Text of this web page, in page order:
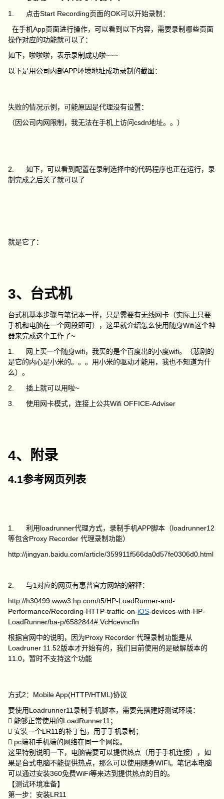
1. 点击Start Recording页面的OK可以开始录制：
在手机App页面进行操作，可以看到以下内容，需要录制哪些页面
操作对应的功能就可以了：
如下，啦啦啦，表示录制成功啦~~~
以下是用公司内部APP环境地址成功录制的截图：
失败的情况示例，可能原因是代理没有设置：
（因公司内网限制，我无法在手机上访问csdn地址。。）
2. 如下，可以看到配置在录制选择中的代码程序也正在运行，录
制完成之后关了就可以了
就是它了：
3、台式机
台式机基本步骤与笔记本一样，只是需要有无线网卡（实际上只要
手机和电脑在一个网段即可），这里就介绍怎么使用随身Wifi这个神
器来完成这个工作了~
1. 网上买一个随身wifi，我买的是个百度出的小度wifi。（悲剧的
是它的内心是小米的。。。用小米的驱动才能用，我也不知道为什
么）。
2. 插上就可以用啦~
3. 使用网卡模式，连接上公共Wifi OFFICE-Adviser
4、附录
4.1参考网页列表
1. 利用loadrunner代理方式，录制手机APP脚本（loadrunner12
等包含Proxy Recorder 代理录制功能）
http://jingyan.baidu.com/article/359911f566da0d57fe0306d0.html
2. 与1对应的网页有惠普官方网站的解释：
http://h30499.www3.hp.com/t5/HP-LoadRunner-and-
Performance/Recording-HTTP-traffic-on-iOS-devices-with-HP-
LoadRunner/ba-p/6582844#.VcHcevncfln
根据官网中的说明，因为Proxy Recorder 代理录制功能是从
Loadruner 11.52版本才开始有的，我们目前使用的是破解版本的
11.0，暂时不支持这个功能
方式2：Mobile App(HTTP/HTML)协议
要使用Loadrunner11录制手机脚本，需要先搭建好测试环境：
 能够正常使用的LoadRunner11；
 安装一个LR11的补丁包，用于手机录制；
 pc端和手机端的网络在同一个网段。
这里特别说明一下，电脑需要可以提供热点（用于手机连接），如
果是台式电脑不能提供热点，那么可以使用随身WIFI。笔记本电脑
可以通过安装360免费WiFi等来达到提供热点的目的。
【测试环境准备】
第一步：安装LR11